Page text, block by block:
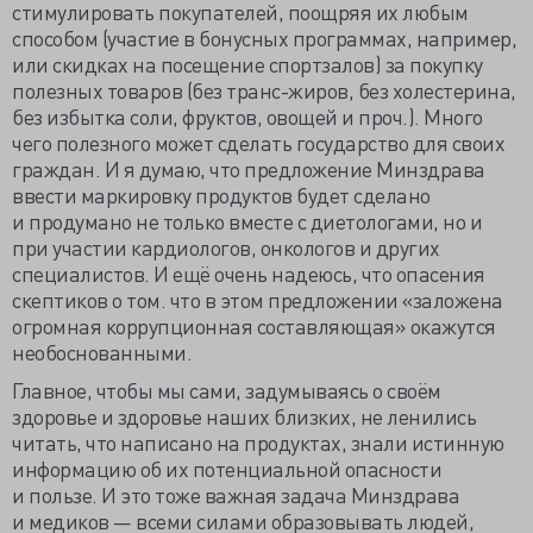
стимулировать покупателей, поощряя их любым
способом (участие в бонусных программах, например,
или скидках на посещение спортзалов) за покупку
полезных товаров (без транс-жиров, без холестерина,
без избытка соли, фруктов, овощей и проч.). Много
чего полезного может сделать государство для своих
граждан. И я думаю, что предложение Минздрава
ввести маркировку продуктов будет сделано
и продумано не только вместе с диетологами, но и
при участии кардиологов, онкологов и других
специалистов. И ещё очень надеюсь, что опасения
скептиков о том. что в этом предложении «заложена
огромная коррупционная составляющая» окажутся
необоснованными.
Главное, чтобы мы сами, задумываясь о своём
здоровье и здоровье наших близких, не ленились
читать, что написано на продуктах, знали истинную
информацию об их потенциальной опасности
и пользе. И это тоже важная задача Минздрава
и медиков — всеми силами образовывать людей,